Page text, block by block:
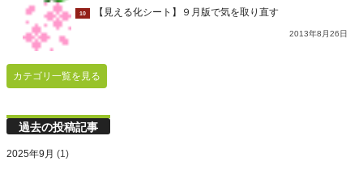
10 【見える化シート】９月版で気を取り直す
2013年8月26日
カテゴリ一覧を見る
過去の投稿記事
2025年9月 (1)